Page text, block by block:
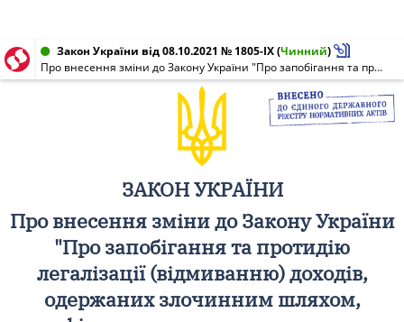
Закон України від 08.10.2021 № 1805-IX(Чинний)
Про внесення зміни до Закону України "Про запобігання та протидію легалізації (відмиванню) доходів, одержаних злочинним шляхом, фінансуванню тероризму та фінансуванню розповсюдження зброї масового знищення"